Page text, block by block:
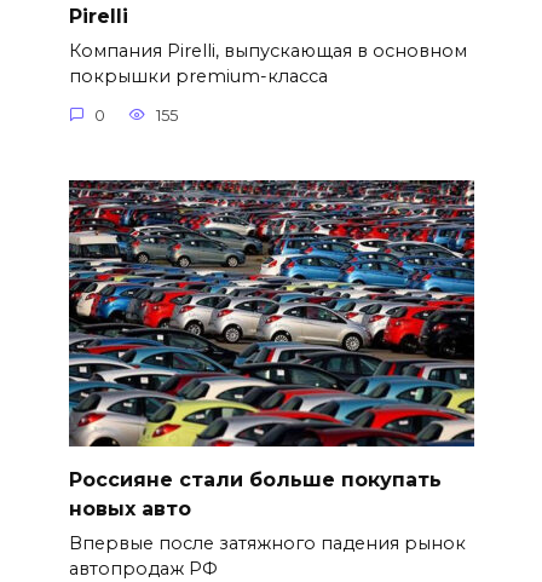
Pirelli
Компания Pirelli, выпускающая в основном
покрышки premium-класса
0 155
Россияне стали больше покупать
новых авто
Впервые после затяжного падения рынок
автопродаж РФ